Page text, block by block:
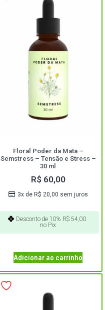
Floral Poder da Mata –
Semstress – Tensão e Stress –
30 ml
R$60,00
3x de R$ 20,00 sem juros
Desconto de 10% R$54,00
no Pix
Adicionar ao carrinho